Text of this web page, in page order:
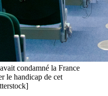
condamné la France
le handicap de cet